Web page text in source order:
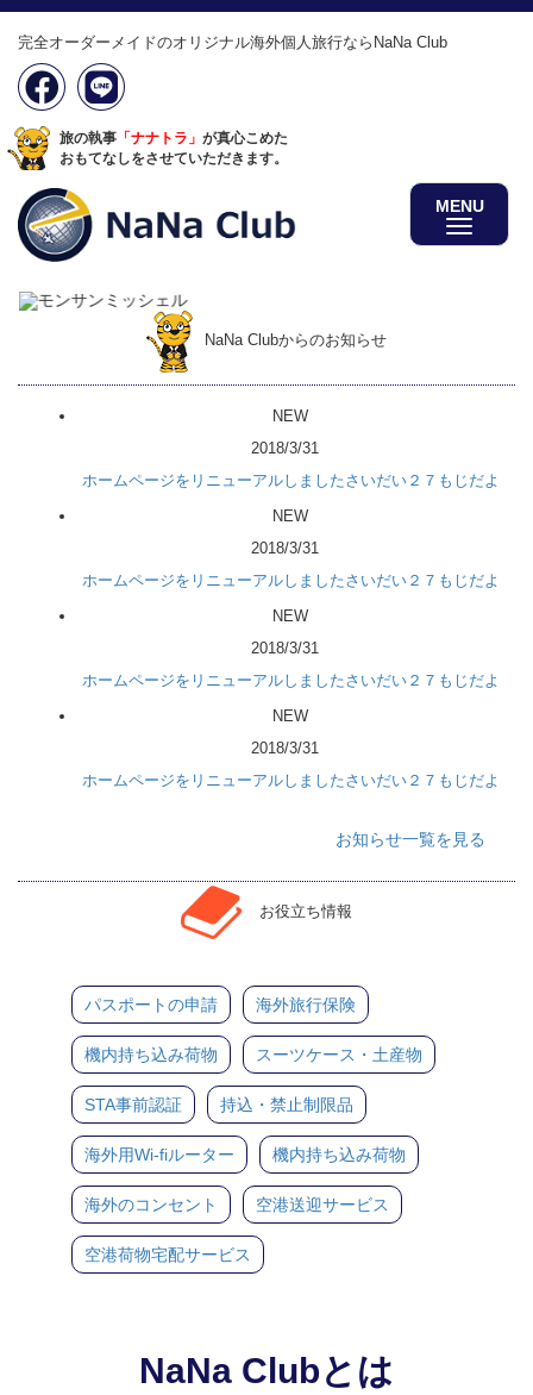
完全オーダーメイドのオリジナル海外個人旅行ならNaNa Club
旅の執事 「ナナトラ」 が真心こめた
おもてなしをさせていただきます。
MENU
NaNa Clubからのお知らせ
NEW
2018/3/31
ホームページをリニューアルしましたさいだい２７もじだよ
NEW
2018/3/31
ホームページをリニューアルしましたさいだい２７もじだよ
NEW
2018/3/31
ホームページをリニューアルしましたさいだい２７もじだよ
NEW
2018/3/31
ホームページをリニューアルしましたさいだい２７もじだよ
お知らせ一覧を見る
お役立ち情報
パスポートの申請 海外旅行保険
機内持ち込み荷物 スーツケース・土産物
STA事前認証 持込・禁止制限品
海外用Wi-fiルーター 機内持ち込み荷物
海外のコンセント 空港送迎サービス
空港荷物宅配サービス
NaNa Clubとは